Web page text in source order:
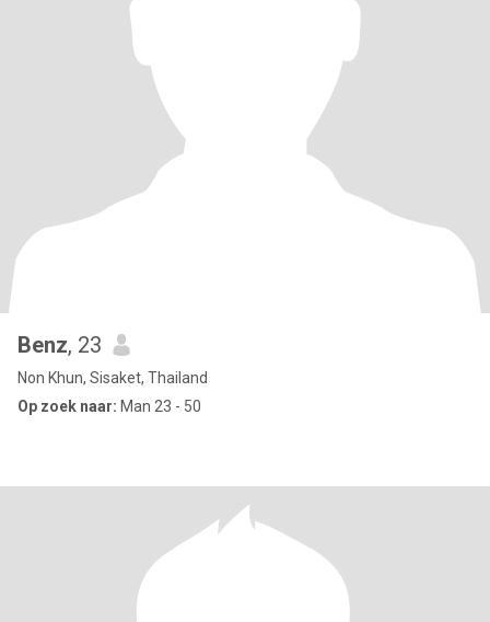
Benz, 23
Non Khun, Sisaket, Thailand
Op zoek naar: Man 23 - 50